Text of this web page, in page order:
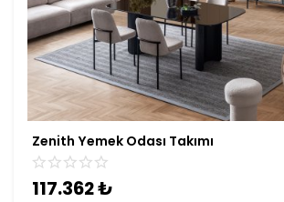
Zenith Yemek Odası Takımı
117.362₺